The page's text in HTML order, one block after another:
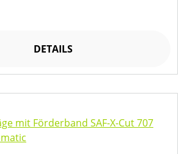
DETAILS